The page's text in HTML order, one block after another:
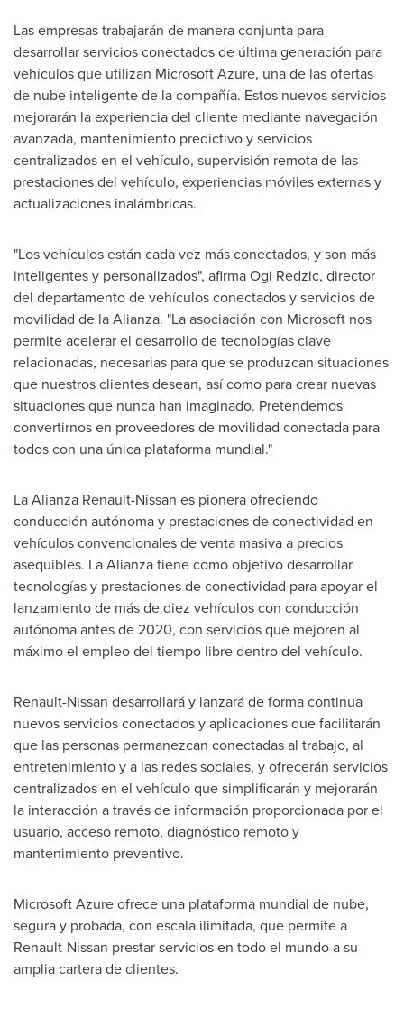
Las empresas trabajarán de manera conjunta para
desarrollar servicios conectados de última generación para
vehículos que utilizan Microsoft Azure, una de las ofertas
de nube inteligente de la compañía. Estos nuevos servicios
mejorarán la experiencia del cliente mediante navegación
avanzada, mantenimiento predictivo y servicios
centralizados en el vehículo, supervisión remota de las
prestaciones del vehículo, experiencias móviles externas y
actualizaciones inalámbricas.
"Los vehículos están cada vez más conectados, y son más
inteligentes y personalizados", afirmaOgi Redzic, director
del departamento de vehículos conectados y servicios de
movilidad de la Alianza. "La asociación con Microsoft nos
permite acelerar el desarrollo de tecnologías clave
relacionadas, necesarias para que se produzcan situaciones
que nuestros clientes desean, así como para crear nuevas
situaciones que nunca han imaginado. Pretendemos
convertirnos en proveedores de movilidad conectada para
todos con una única plataforma mundial."
La Alianza Renault-Nissan es pionera ofreciendo
conducción autónoma y prestaciones de conectividad en
vehículos convencionales de venta masiva a precios
asequibles. La Alianza tiene como objetivo desarrollar
tecnologías y prestaciones de conectividad para apoyar el
lanzamiento de más de diez vehículos con conducción
autónoma antes de 2020, con servicios que mejoren al
máximo el empleo del tiempo libre dentro del vehículo.
Renault-Nissan desarrollará y lanzará de forma continua
nuevos servicios conectados y aplicaciones que facilitarán
que las personas permanezcan conectadas al trabajo, al
entretenimiento y a las redes sociales, y ofrecerán servicios
centralizados en el vehículo que simplificarán y mejorarán
la interacción a través de información proporcionada por el
usuario, acceso remoto, diagnóstico remoto y
mantenimiento preventivo.
Microsoft Azure ofrece una plataforma mundial de nube,
segura y probada, con escala ilimitada, que permite a
Renault-Nissan prestar servicios en todo el mundo a su
amplia cartera de clientes.